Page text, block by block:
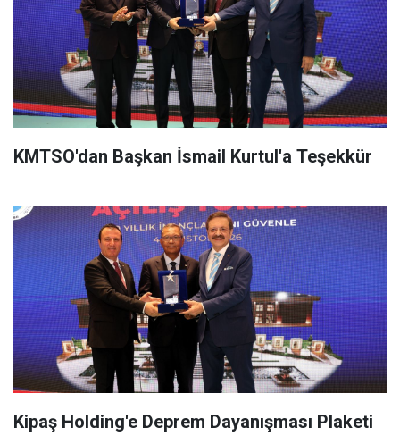
KMTSO'dan Başkan İsmail Kurtul'a Teşekkür
Kipaş Holding'e Deprem Dayanışması Plaketi